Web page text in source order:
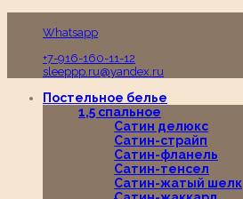
Whatsapp
+7-916-160-11-12
sleeppp.ru@yandex.ru
Постельное белье
1,5 спальное
Сатин делюкс
Сатин-страйп
Сатин-фланель
Сатин-тенсел
Сатин-жатый шелк